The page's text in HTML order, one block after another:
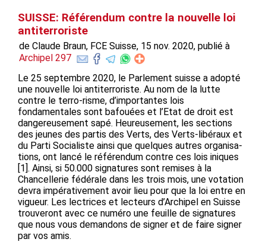
SUISSE: Référendum contre la nouvelle loi
antiterroriste
de Claude Braun, FCE Suisse, 15 nov. 2020, publié à
Archipel 297
Le 25 septembre 2020, le Parlement suisse a adopté
une nouvelle loi antiterroriste. Au nom de la lutte
contre le terro-risme, d’importantes lois
fondamentales sont bafouées et l’Etat de droit est
dangereusement sapé. Heureusement, les sections
des jeunes des partis des Verts, des Verts-libéraux et
du Parti Socialiste ainsi que quelques autres organisa-
tions, ont lancé le référendum contre ces lois iniques
[1]. Ainsi, si 50.000 signatures sont remises à la
Chancellerie fédérale dans les trois mois, une votation
devra impérativement avoir lieu pour que la loi entre en
vigueur. Les lectrices et lecteurs d’Archipel en Suisse
trouveront avec ce numéro une feuille de signatures
que nous vous demandons de signer et de faire signer
par vos amis.